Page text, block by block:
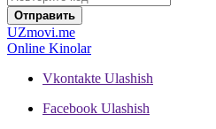
Отправить
UZmovi.me
Online Kinolar
Vkontakte Ulashish
Facebook Ulashish